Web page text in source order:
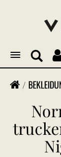
Toggle
navigation